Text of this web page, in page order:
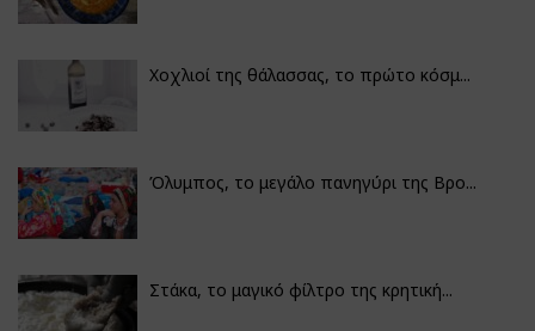
Χοχλιοί της θάλασσας, το πρώτο κόσμ...
Όλυμπος, το μεγάλο πανηγύρι της Βρο...
Στάκα, το μαγικό φίλτρο της κρητική...